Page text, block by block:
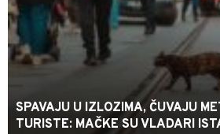
SPAVAJU U IZLOZIMA, ČUVAJU
TURISTE: MAČKE SU VLADARI